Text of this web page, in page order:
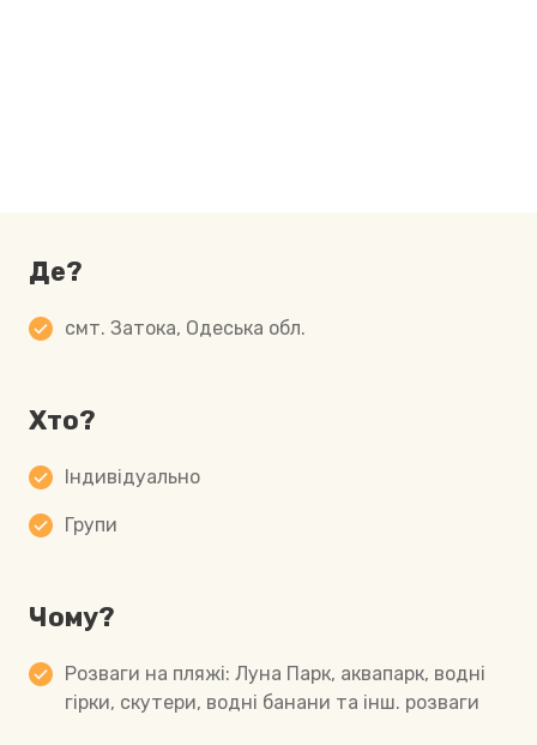
Де?
смт. Затока, Одеська обл.
Хто?
Індивідуально
Групи
Чому?
Розваги на пляжі: Луна Парк, аквапарк, водні
гірки, скутери, водні банани та інш. розваги